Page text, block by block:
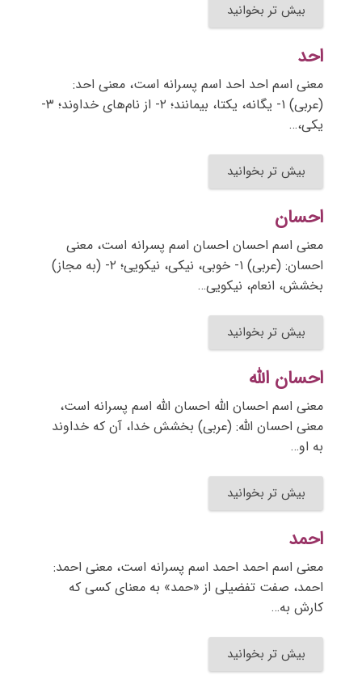
بیش تر بخوانید
احد
معنی اسم احد احد اسم پسرانه است، معنی احد:
(عربی) ۱- یگانه، یکتا، بیمانند؛ ۲- از نام‌های خداوند؛ ۳-
یکی،…
بیش تر بخوانید
احسان
معنی اسم احسان احسان اسم پسرانه است، معنی
احسان: (عربی) ۱- خوبی، نیکی، نیکویی؛ ۲- (به مجاز)
بخشش، انعام، نیکویی…
بیش تر بخوانید
احسان الله
معنی اسم احسان الله احسان الله اسم پسرانه است،
معنی احسان الله: (عربی) بخشش خدا، آن که خداوند
به او…
بیش تر بخوانید
احمد
معنی اسم احمد احمد اسم پسرانه است، معنی احمد:
احمد، صفت تفضیلی از «حمد» به معنای کسی که
کارش به…
بیش تر بخوانید